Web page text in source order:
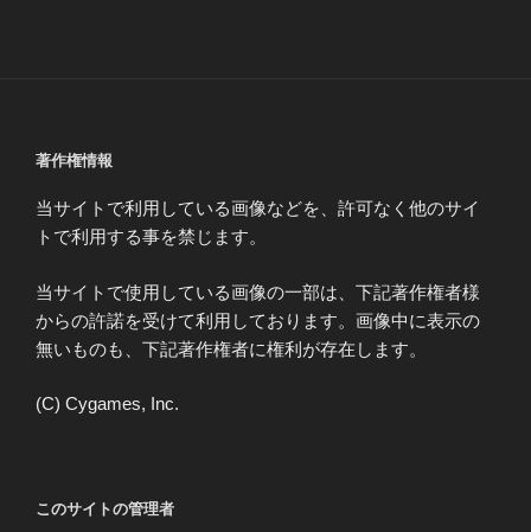
著作権情報
当サイトで利用している画像などを、許可なく他のサイ
トで利用する事を禁じます。
当サイトで使用している画像の一部は、下記著作権者様
からの許諾を受けて利用しております。画像中に表示の
無いものも、下記著作権者に権利が存在します。
(C) Cygames, Inc.
このサイトの管理者